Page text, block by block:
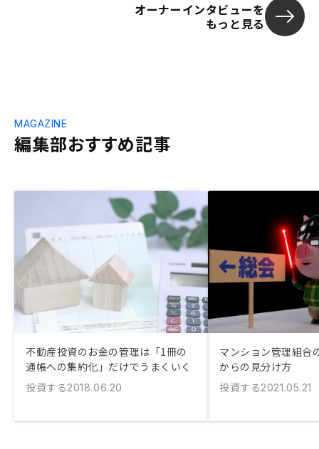
オーナーインタビューを
もっと見る
編集部おすすめ記事
MAGAZINE
不動産投資のお金の管理は「1冊の
通帳への集約化」だけでうまくいく
投資する2018.06.20
マンション管理組合
からの見分け方
投資する2021.05.21